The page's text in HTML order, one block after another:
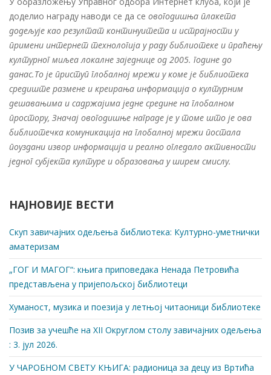
доделио награду наводи се да се овогодишња плакета
додељује као резултат континуитета и истрајности у
примени интернет технологија у раду библиотеке и праћењу
културног миљеа локалне заједнице од 2005. године до
данас.То је приступ глобалној мрежи у коме је библиотека
средиште размене и креирања информација о културним
дешавањима и садржајима једне средине на глобалном
простору, Значај овогодишње награде је у томе што је ова
библиотечка комуникација на глобалној мрежи постала
поуздани извор информација и реално огледало активности
једног субјекта културе и образовања у ширем смислу.
НАЈНОВИЈЕ ВЕСТИ
Скуп завичајних одељења библиотека: Културно-уметнички
аматеризам
„ГОГ И МАГОГ“: књига приповедака Ненада Петровића
представљена у пријепољској библиотеци
Хуманост, музика и поезија у летњој читаоници библиотеке
Позив за учешће на XII Округлом столу завичајних одељења
: 3. јул 2026.
У ЧАРОБНОМ СВЕТУ КЊИГА: радионица за децу из Вртића